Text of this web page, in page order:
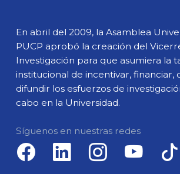
En abril del 2009, la Asamblea
PUCP aprobó la creación del
Investigación para que asumiera la
institucional de incentivar, financiar,
difundir los esfuerzos de
cabo en la Universidad.
Síguenos en nuestras redes